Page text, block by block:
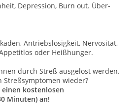
Depression, Burn out. Über-
Antriebslosigkeit, Nervosität,
oder Heißhunger.
durch Streß ausgelöst werden.
Streßsymptomen wieder?
kostenlosen
Minuten) an!